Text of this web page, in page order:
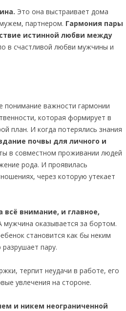
Это она выстраивает дома
партнером. Гармония пары
истинной любви между
в счастливой любви мужчины и
понимание важности гармонии
которая формирует в
план. И когда потерялись знания
почвы для личного и
в совместном проживании людей
рода. И проявилась
через которую утекает
всё внимание, и главное,
мужчина оказывается за бортом.
становится как бы неким
пару.
терпит неудачи в работе, его
увлечения на стороне.
и никем неограниченной